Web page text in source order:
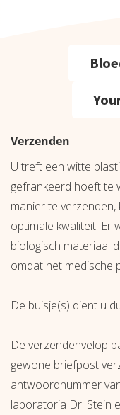
Verzenden
U treft een witte
gefrankeerd hoeft te
manier te
optimale kwaliteit. Er
biologisch materiaal
omdat het medische
De buisje(s) dient u
De verzendenvelop
gewone briefpost
antwoordnummer
laboratoria Dr. Stein